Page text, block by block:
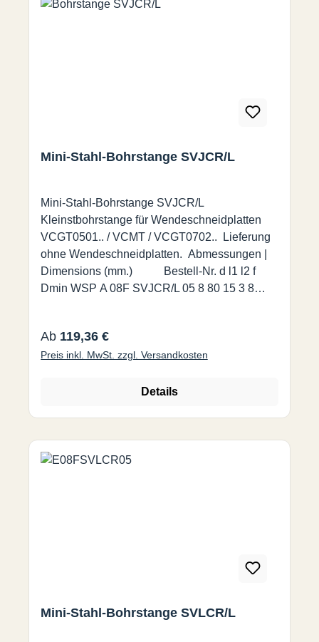
Mini-Stahl-Bohrstange SVJCR/L
Mini-Stahl-Bohrstange SVJCR/L
Kleinstbohrstange für Wendeschneidplatten
VCGT0501.. / VCMT / VCGT0702.. Lieferung
ohne Wendeschneidplatten. Abmessungen |
Dimensions (mm.) Bestell-Nr. d l1 l2 f
Dmin WSP A 08F SVJCR/L 05 8 80 15 3 8
140 18 2 13
Regulärer Preis:
Ab 119,36 €
Preis inkl. MwSt. zzgl. Versandkosten
Details
Mini-Stahl-Bohrstange SVLCR/L